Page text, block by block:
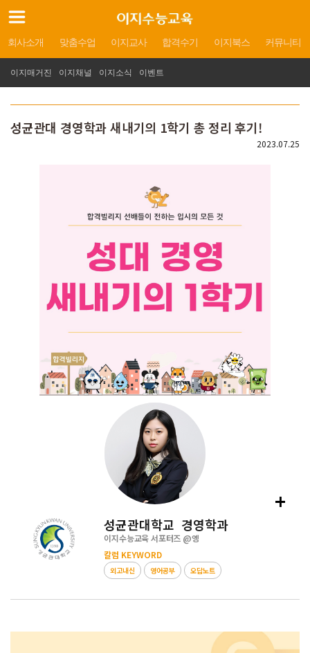
회사소개 맞춤수업 이지교사 합격수기 이지북스 커뮤니티
이지매거진 이지채널 이지소식 이벤트
성균관대 경영학과 새내기의 1학기 총 정리 후기!
2023.07.25
+
성균관대학교 경영학과
이지수능교육 서포터즈 @옝
칼럼 KEYWORD
외고내신 영어공부 오답노트